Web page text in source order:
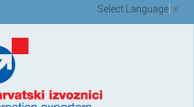
Select Language ▼